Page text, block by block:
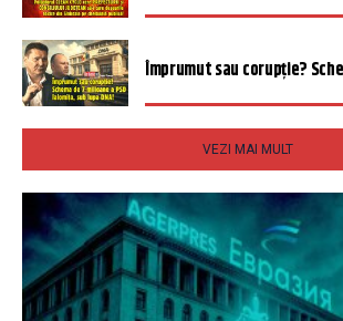
Împrumut sau corupție?
VEZI MAI MULT